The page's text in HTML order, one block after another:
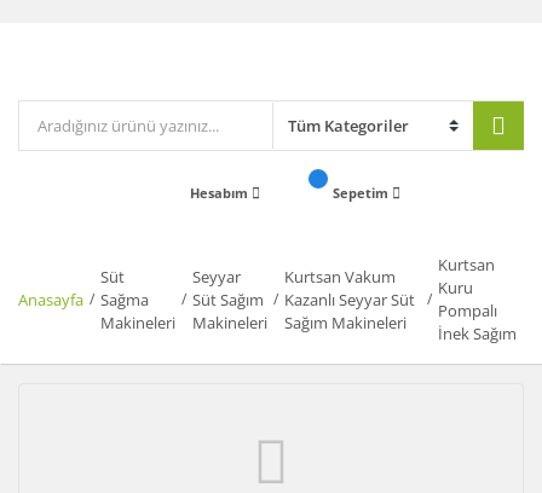
Hesabım Sepetim
Anasayfa
Süt
Sağma
Makineleri
Seyyar
Süt Sağım
Makineleri
Kurtsan Vakum
Kazanlı Seyyar Süt
Sağım Makineleri
Kurtsan
Kuru
Pompalı
İnek Sağım